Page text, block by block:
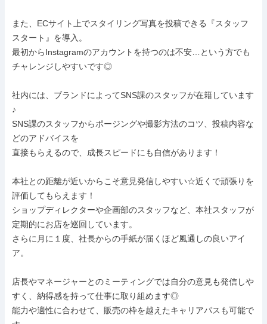
また、ECサイト上でスタイリング写真を投稿できる『スタッフ
スタート』を導入。
最初からInstagramのアカウントを持つのは不安…という方でも
チャレンジしやすいです◎
社内には、ブランドによってSNS課のスタッフが在籍しています
♪
SNS課のスタッフからポージングや撮影方法のコツ、投稿内容な
どのアドバイスを
直接もらえるので、成長スピードにも自信があります！
本社との距離が近いからこそ意見発信しやすい☆近くで頑張りを
評価してもらえます！
ショップディレクターや企画部のスタッフなど、本社スタッフが
定期的にお店を巡回しています。
さらに月に１度、社長からの手紙が届くほど風通しの良いアイ
ア。
店長やマネージャーとのミーティングでは自分の意見も発信しや
すく、納得感を持って仕事に取り組めます◎
能力や適性に合わせて、販売の枠を越えたキャリアパスも可能で